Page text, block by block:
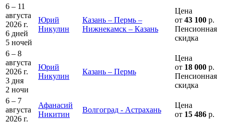
6 – 11
августа
2026 г.
6 дней
5 ночей
Юрий
Никулин
Казань – Пермь –
Нижнекамск – Казань
Цена
от 43 100 р.
Пенсионная
скидка
6 – 8
августа
2026 г.
3 дня
2 ночи
Юрий
Никулин
Казань – Пермь
Цена
от 18 000 р.
Пенсионная
скидка
6 – 7
августа
2026 г.
Афанасий
Никитин
Волгоград - Астрахань
Цена
от 15 486 р.